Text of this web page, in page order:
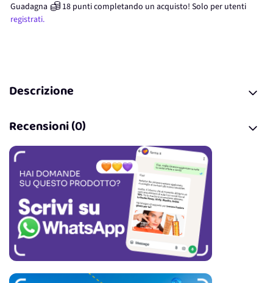
Guadagna 18 punticompletando un acquisto! Solo per utenti
registrati.
Descrizione
Recensioni (0)